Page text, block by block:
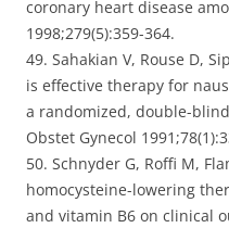
coronary heart disease
1998;279(5):359-364.
49. Sahakian V, Rouse D,
is effective therapy for
a randomized, double-
Obstet Gynecol
50. Schnyder G, Roffi M,
homocysteine-lowering
and vitamin B6 on clinical